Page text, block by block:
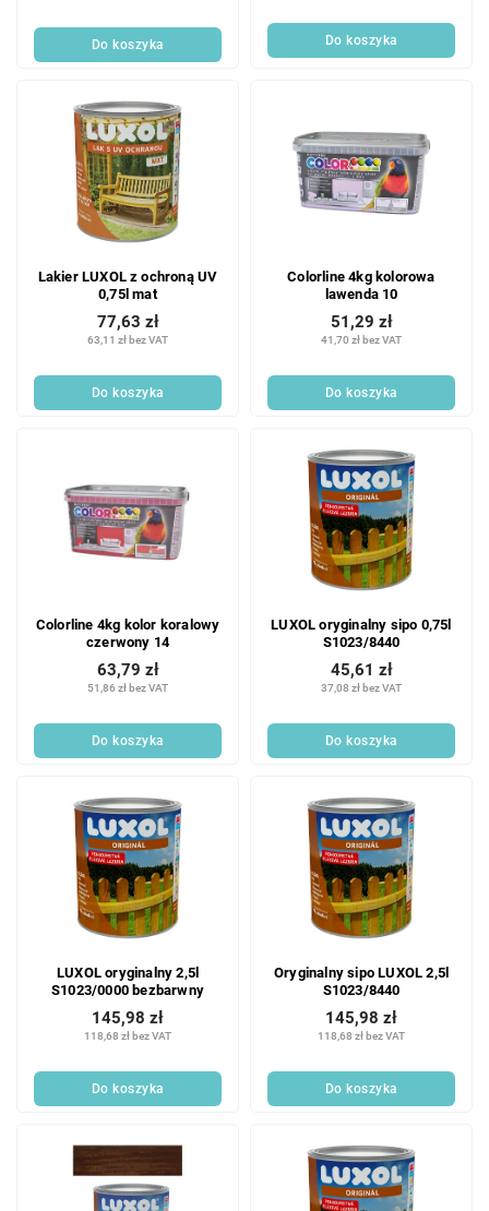
Do koszyka Do koszyka
Lakier LUXOL z ochroną UV
0,75l mat
63,11 zł bez VAT
77,63 zł
Do koszyka
Colorline 4kg kolorowa
lawenda 10
41,70 zł bez VAT
51,29 zł
Do koszyka
Colorline 4kg kolor koralowy
czerwony 14
51,86 zł bez VAT
63,79 zł
Do koszyka
LUXOL oryginalny sipo 0,75l
S1023/8440
37,08 zł bez VAT
45,61 zł
Do koszyka
LUXOL oryginalny 2,5l
S1023/0000 bezbarwny
118,68 zł bez VAT
145,98 zł
Do koszyka
Oryginalny sipo LUXOL 2,5l
S1023/8440
118,68 zł bez VAT
145,98 zł
Do koszyka